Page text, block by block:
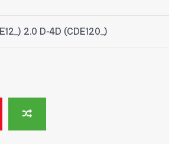
2.0 D-4D (CDE120_)